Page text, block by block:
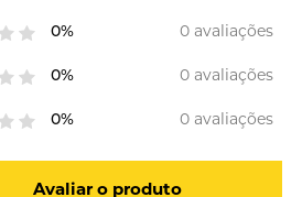
0% 0 avaliações
0% 0 avaliações
0% 0 avaliações
Avaliar o produto